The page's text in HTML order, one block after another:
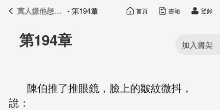
萬人嫌他想開了 目錄
第194章
陳伯推了推眼鏡，臉上的皺紋微抖，
說：
萬人嫌他想開了 - 第194章 首頁 書籍 登錄